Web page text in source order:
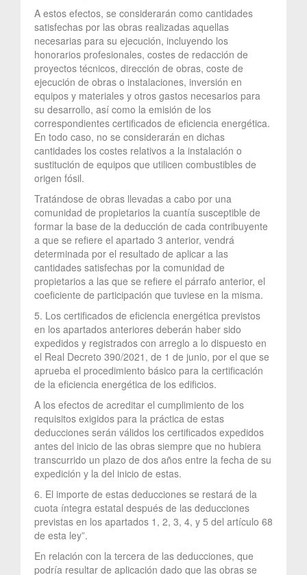
A estos efectos, se considerarán como cantidades
satisfechas por las obras realizadas aquellas
necesarias para su ejecución, incluyendo los
honorarios profesionales, costes de redacción de
proyectos técnicos, dirección de obras, coste de
ejecución de obras o instalaciones, inversión en
equipos y materiales y otros gastos necesarios para
su desarrollo, así como la emisión de los
correspondientes certificados de eficiencia energética.
En todo caso, no se considerarán en dichas
cantidades los costes relativos a la instalación o
sustitución de equipos que utilicen combustibles de
origen fósil.
Tratándose de obras llevadas a cabo por una
comunidad de propietarios la cuantía susceptible de
formar la base de la deducción de cada contribuyente
a que se refiere el apartado 3 anterior, vendrá
determinada por el resultado de aplicar a las
cantidades satisfechas por la comunidad de
propietarios a las que se refiere el párrafo anterior, el
coeficiente de participación que tuviese en la misma.
5. Los certificados de eficiencia energética previstos
en los apartados anteriores deberán haber sido
expedidos y registrados con arreglo a lo dispuesto en
el Real Decreto 390/2021, de 1 de junio, por el que se
aprueba el procedimiento básico para la certificación
de la eficiencia energética de los edificios.
A los efectos de acreditar el cumplimiento de los
requisitos exigidos para la práctica de estas
deducciones serán válidos los certificados expedidos
antes del inicio de las obras siempre que no hubiera
transcurrido un plazo de dos años entre la fecha de su
expedición y la del inicio de estas.
6. El importe de estas deducciones se restará de la
cuota íntegra estatal después de las deducciones
previstas en los apartados 1, 2, 3, 4, y 5 del artículo 68
de esta ley”.
En relación con la tercera de las deducciones, que
podría resultar de aplicación dado que las obras se